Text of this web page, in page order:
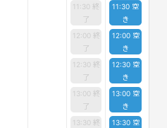
11:30 終
了
12:00 終
了
12:30 終
了
13:00 終
了
13:30 終
11:30 空
き
12:00 空
き
12:30 空
き
13:00 空
き
13:30 空